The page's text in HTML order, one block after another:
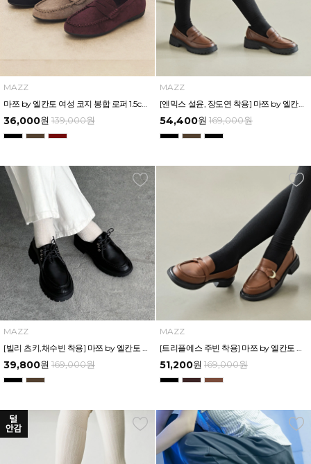
MAZZ
마쯔 by 엘칸토 여성 코지 봉합 로퍼 1.5cm LCWC82M439
36,000원 139,000원
MAZZ
[엔믹스 설윤, 장도연 착용] 마쯔 by 엘칸토 여성 소프트 데일리 로퍼 4.5cm LCWC50M439
54,400원 169,000원
MAZZ
[빌리 츠키,채수빈 착용] 마쯔 by 엘칸토 여성 캐주얼 왈라비 로퍼 4.5cm LCWC51M439
39,800원 169,000원
MAZZ
[트리플에스 주빈 착용] 마쯔 by 엘칸토 여성 경량 스트랩 포인트 로퍼 4cm LCWC49M439
51,200원 169,000원